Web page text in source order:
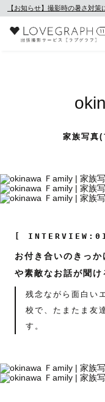
【お知らせ】撮影時の暑さ対策
家族写真
[
お付き合いのきっ
や素敵なお話が聞け
残念ながら面白い
校で、たまたま友
す。